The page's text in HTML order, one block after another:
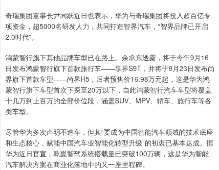
奇瑞集团董事长尹同跃近日也表示，华为与奇瑞集团将投入超百亿专
项资金，超5000名研发人力，共同打造智界汽车，“智界品牌已开启
2.0时代”。
鸿蒙智行旗下其他品牌车型已在路上。余承东透露，将于今年9月16
日发布鸿蒙智行旗下首款旅行车——享界S9T，并将于9月23日发布尚
界旗下首款车型——尚界H5，后者预售价16.98万元起，这是华为鸿
蒙智行旗下车型首次下探至20万以下，自此鸿蒙智行汽车车型将覆盖
十几万到上百万的全部价位段，涵盖SUV、MPV、轿车、旅行车等各
类车型。
尽管华为多次声明不造车，但其“要成为中国智能汽车领域的技术底座
和生态核心，赋能中国汽车业智能化转型升级”的初衷已基本达成。据
华为近日官宣，乾崑智驾系统搭载量已突破100万辆，这是华为智能
汽车解决方案在商业化落地中的又一座里程碑。